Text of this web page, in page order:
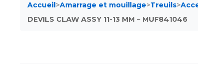
Accueil>Amarrage et mouillage>Treuils>
DEVILS CLAW ASSY 11-13 MM – MUF841046